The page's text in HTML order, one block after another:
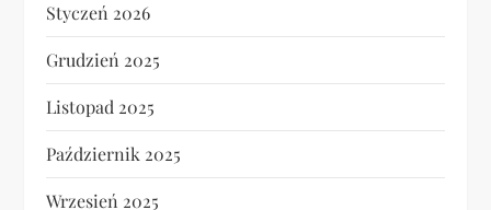
Styczeń 2026
Grudzień 2025
Listopad 2025
Październik 2025
Wrzesień 2025